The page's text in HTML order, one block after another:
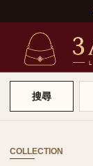
搜尋
COLLECTION